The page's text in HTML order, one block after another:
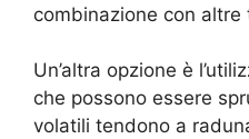
combinazione con altre
Un’altra opzione è
che possono essere
volatili tendono a